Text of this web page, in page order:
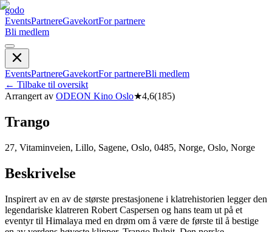
godo
EventsPartnereGavekortFor partnere
Bli medlem
EventsPartnereGavekortFor partnereBli medlem
← Tilbake til oversikt
Arrangert av ODEON Kino Oslo★4,6(185)
Trango
27, Vitaminveien, Lillo, Sagene, Oslo, 0485, Norge, Oslo, Norge
Beskrivelse
Inspirert av en av de største prestasjonene i klatrehistorien legger den
legendariske klatreren Robert Caspersen og hans team ut på et
eventyr til Himalaya med en drøm om å være de første til å bestige